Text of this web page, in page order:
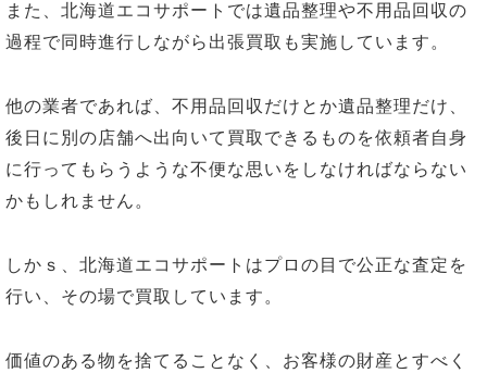
また、北海道エコサポートでは遺品整理や不用品回収の
過程で同時進行しながら出張買取も実施しています。
他の業者であれば、不用品回収だけとか遺品整理だけ、
後日に別の店舗へ出向いて買取できるものを依頼者自身
に行ってもらうような不便な思いをしなければならない
かもしれません。
しかｓ、北海道エコサポートはプロの目で公正な査定を
行い、その場で買取しています。
価値のある物を捨てることなく、お客様の財産とすべく